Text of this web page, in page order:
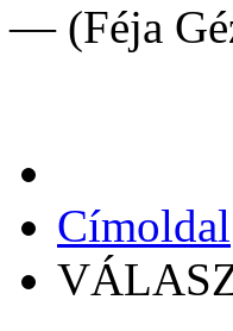
— (Féja
Címoldal